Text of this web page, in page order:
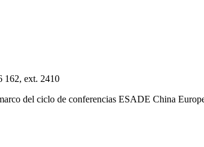
162, ext. 2410
del ciclo de conferencias ESADE China